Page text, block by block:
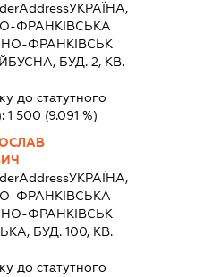
УКРАЇНА,
ФРАНКIВСЬКА
ФРАНКІВСЬК
БУД. 2, КВ.
до статутного
1 500 (9.091 %)
УКРАЇНА,
ФРАНКIВСЬКА
ФРАНКІВСЬК
БУД. 100, КВ.
до статутного